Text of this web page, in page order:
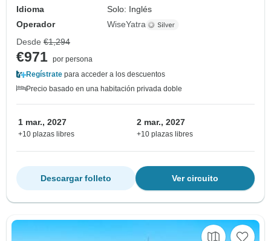
Idioma
Solo: Inglés
Operador
WiseYatra
Desde €1,294
€971 por persona
Regístrate para acceder a los descuentos
Precio basado en una habitación privada doble
1 mar., 2027
+10 plazas libres
2 mar., 2027
+10 plazas libres
Ver circuito
Descargar folleto